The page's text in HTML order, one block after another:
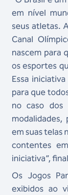
em nível
seus atletas.
Canal
nascem para
os esportes
Essa
para que
no caso dos
em suas telas
contentes
iniciativa”,
Os Jogos
exibidos ao